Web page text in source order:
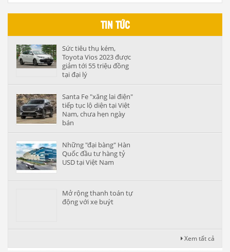
TIN TỨC
Sức tiêu thụ kém,
Toyota Vios 2023 được
giảm tới 55 triệu đồng
tại đại lý
Santa Fe "xăng lai điện"
tiếp tục lộ diện tại Việt
Nam, chưa hẹn ngày
bán
Những "đại bàng" Hàn
Quốc đầu tư hàng tỷ
USD tại Việt Nam
Mở rộng thanh toán tự
động với xe buýt
Xem tất cả